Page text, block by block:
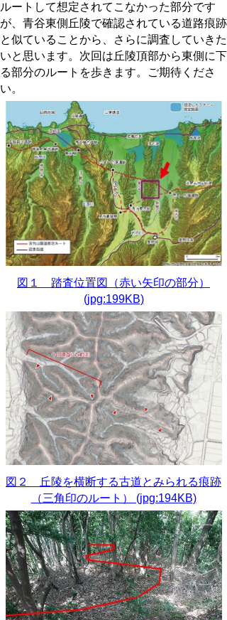
ルートして想定されてこなかった部分です
が、青谷東側丘陵で確認されている道路痕跡
と似ていることから、さらに調査していきた
いと思います。次回は丘陵頂部から東側に下
る部分のルートを歩きます。ご期待くださ
い。
図１ 踏査位置図（赤い矢印の部分）
(jpg:199KB)
図２ 丘陵を横断する古道とみられる痕跡
（三角印のルート） (jpg:194KB)